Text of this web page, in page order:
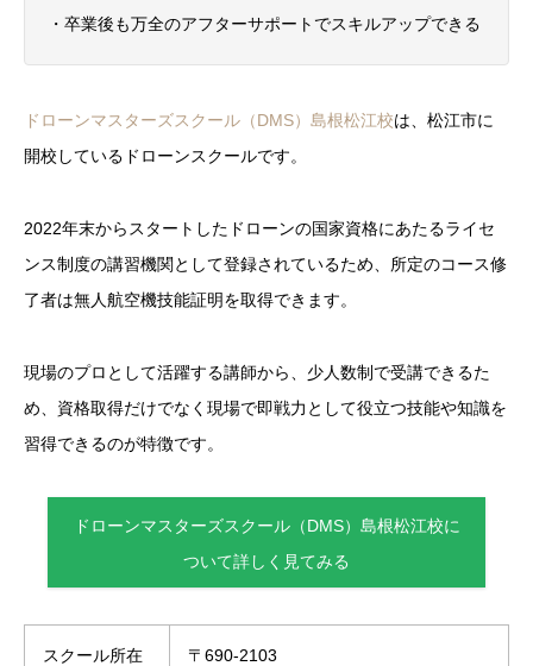
・卒業後も万全のアフターサポートでスキルアップできる
ドローンマスターズスクール（DMS）島根松江校は、松江市に
開校しているドローンスクールです。
2022年末からスタートしたドローンの国家資格にあたるライセ
ンス制度の講習機関として登録されているため、所定のコース修
了者は無人航空機技能証明を取得できます。
現場のプロとして活躍する講師から、少人数制で受講できるた
め、資格取得だけでなく現場で即戦力として役立つ技能や知識を
習得できるのが特徴です。
ドローンマスターズスクール（DMS）島根松江校に
ついて詳しく見てみる
スクール所在
〒690-2103